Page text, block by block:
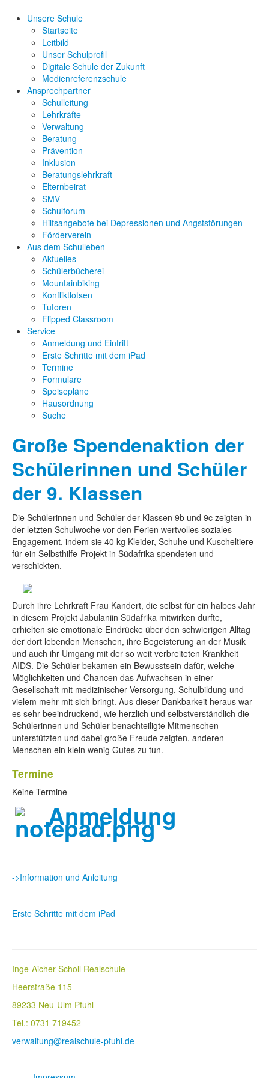
Unsere Schule
Startseite
Leitbild
Unser Schulprofil
Digitale Schule der Zukunft
Medienreferenzschule
Ansprechpartner
Schulleitung
Lehrkräfte
Verwaltung
Beratung
Prävention
Inklusion
Beratungslehrkraft
Elternbeirat
SMV
Schulforum
Hilfsangebote bei Depressionen und Angststörungen
Förderverein
Aus dem Schulleben
Aktuelles
Schülerbücherei
Mountainbiking
Konfliktlotsen
Tutoren
Flipped Classroom
Service
Anmeldung und Eintritt
Erste Schritte mit dem iPad
Termine
Formulare
Speisepläne
Hausordnung
Suche
Große Spendenaktion der
Schülerinnen und Schüler
der 9. Klassen
Die Schülerinnen und Schüler der Klassen 9b und 9c zeigten in
der letzten Schulwoche vor den Ferien wertvolles soziales
Engagement, indem sie 40 kg Kleider, Schuhe und Kuscheltiere
für ein Selbsthilfe-Projekt in Südafrika spendeten und
verschickten.
Durch ihre Lehrkraft Frau Kandert, die selbst für ein halbes Jahr
in diesem Projekt Jabulaniin Südafrika mitwirken durfte,
erhielten sie emotionale Eindrücke über den schwierigen Alltag
der dort lebenden Menschen, ihre Begeisterung an der Musik
und auch ihr Umgang mit der so weit verbreiteten Krankheit
AIDS. Die Schüler bekamen ein Bewusstsein dafür, welche
Möglichkeiten und Chancen das Aufwachsen in einer
Gesellschaft mit medizinischer Versorgung, Schulbildung und
vielem mehr mit sich bringt. Aus dieser Dankbarkeit heraus war
es sehr beeindruckend, wie herzlich und selbstverständlich die
Schülerinnen und Schüler benachteiligte Mitmenschen
unterstützten und dabei große Freude zeigten, anderen
Menschen ein klein wenig Gutes zu tun.
Termine
Keine Termine
Anmeldung
->Information und Anleitung
Erste Schritte mit dem iPad
Inge-Aicher-Scholl Realschule
Heerstraße 115
89233 Neu-Ulm Pfuhl
Tel.: 0731 719452
verwaltung@realschule-pfuhl.de